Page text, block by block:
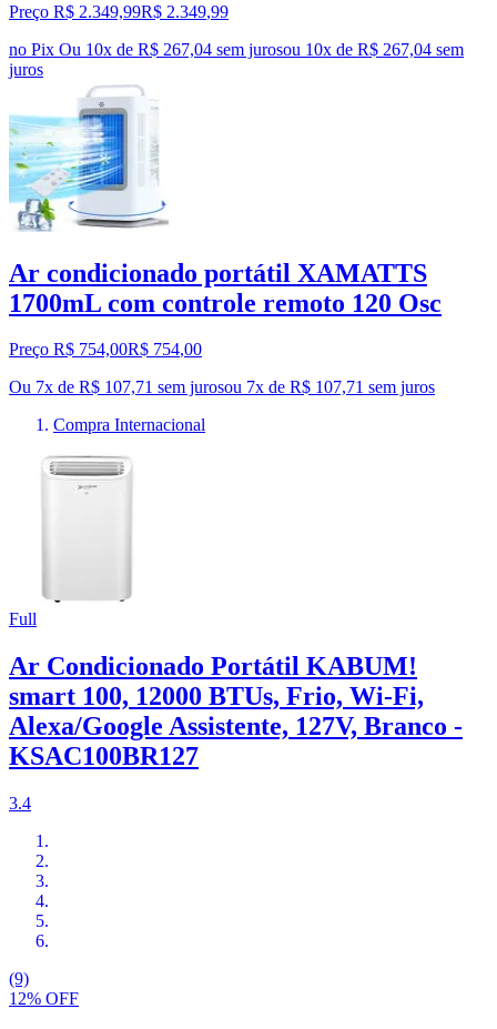
Preço R$ 2.349,99R$ 2.349,99
no Pix Ou 10x de R$ 267,04 sem jurosou 10x de R$ 267,04 sem
juros
Ar condicionado portátil XAMATTS
1700mL com controle remoto 120 Osc
Preço R$ 754,00R$ 754,00
Ou 7x de R$ 107,71 sem jurosou 7x de R$ 107,71 sem juros
Compra Internacional
Full
Ar Condicionado Portátil KABUM!
smart 100, 12000 BTUs, Frio, Wi-Fi,
Alexa/Google Assistente, 127V, Branco -
KSAC100BR127
3.4
(9)
12% OFF